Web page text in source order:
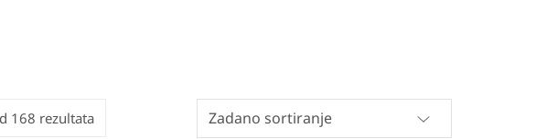
168 rezultata